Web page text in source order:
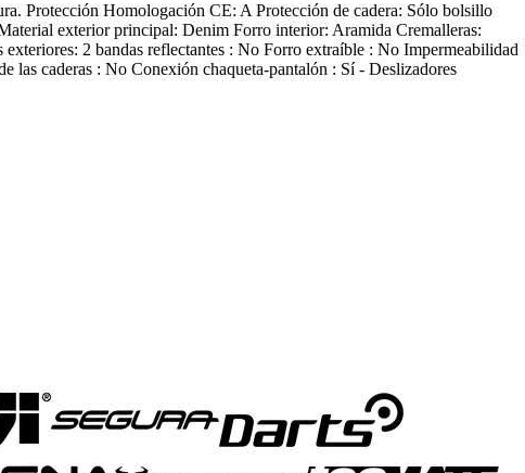
Protección Homologación CE: A Protección de cadera: Sólo bolsillo
exterior principal: Denim Forro interior: Aramida Cremalleras:
2 bandas reflectantes : No Forro extraíble : No Impermeabilidad
caderas : No Conexión chaqueta-pantalón : Sí - Deslizadores